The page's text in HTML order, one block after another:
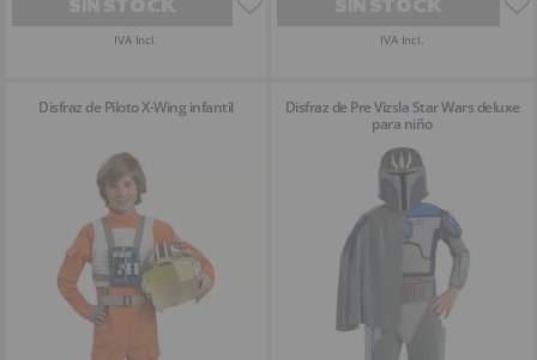
IVA Incl. IVA Incl.
Disfraz de Piloto X-Wing infantil
Disfraz de Pre Vizsla Star Wars deluxe
para niño